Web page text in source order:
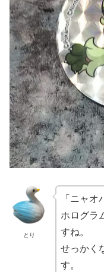
とり
「ニャオ
ホログラ
すね。
せっかく
す。